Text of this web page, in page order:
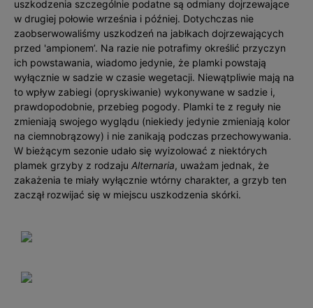
uszkodzenia szczególnie podatne są odmiany dojrzewające
w drugiej połowie września i później. Dotychczas nie
zaobserwowaliśmy uszkodzeń na jabłkach dojrzewających
przed 'ampionem’. Na razie nie potrafimy określić przyczyn
ich powstawania, wiadomo jedynie, że plamki powstają
wyłącznie w sadzie w czasie wegetacji. Niewątpliwie mają na
to wpływ zabiegi (opryskiwanie) wykonywane w sadzie i,
prawdopodobnie, przebieg pogody. Plamki te z reguły nie
zmieniają swojego wyglądu (niekiedy jedynie zmieniają kolor
na ciemnobrązowy) i nie zanikają podczas przechowywania.
W bieżącym sezonie udało się wyizolować z niektórych
plamek grzyby z rodzaju Alternaria, uważam jednak, że
zakażenia te miały wyłącznie wtórny charakter, a grzyb ten
zaczął rozwijać się w miejscu uszkodzenia skórki.